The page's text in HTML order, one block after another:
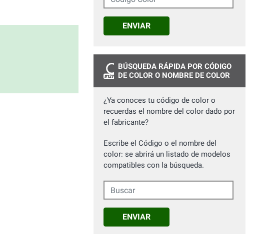
ENVIAR
BÚSQUEDA RÁPIDA POR CÓDIGO
DE COLOR O NOMBRE DE COLOR
¿Ya conoces tu código de color o
recuerdas el nombre del color dado por
el fabricante?
Escribe el Código o el nombre del
color: se abrirá un listado de modelos
compatibles con la búsqueda.
Buscar
ENVIAR